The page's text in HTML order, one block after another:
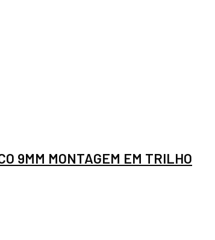
9MM MONTAGEM EM TRILHO